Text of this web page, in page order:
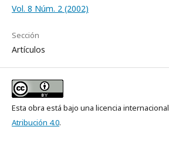
Vol. 8 Núm. 2 (2002)
Sección
Artículos
Esta obra está bajo una licencia internacional
Atribución 4.0.